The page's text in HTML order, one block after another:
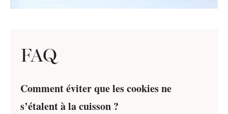
FAQ
Comment éviter que les cookies ne
s’étalent à la cuisson ?